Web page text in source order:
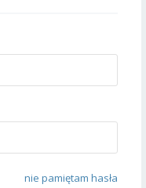
nie pamiętam hasła